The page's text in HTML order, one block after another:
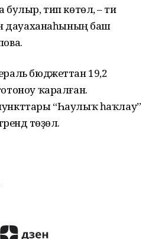
тип көтөлә, – ти
дауаханаһының баш
бюджеттан 19,2
ҡаралған.
“Һаулыҡ һаҡлау”
төҙөлә.